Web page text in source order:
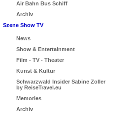
Air Bahn Bus Schiff
Archiv
Szene Show TV
News
Show & Entertainment
Film - TV - Theater
Kunst & Kultur
Schwarzwald Insider Sabine Zoller
by ReiseTravel.eu
Memories
Archiv